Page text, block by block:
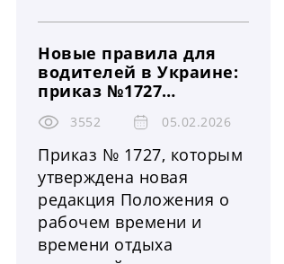
праздничных выходных
в ряде стран вводятся
временные ограничения
на движение
большегрузного
транспорта. Эти меры
охватывают ключевые
автомагистрали и
важнейшие
транспортные коридоры,
Новые правила для
водителей в Украине:
приказ №1727
полностью меняет
нормы рабочего
времени и отдыха —
что это значит для
перевозчиков, бизнеса
и безопасности на
дорогах
3552 05.02.2026
Приказ № 1727, которым
утверждена новая
редакция Положения о
рабочем времени и
времени отдыха